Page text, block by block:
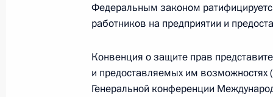
Встреча с председателем
5 ноября 2014 года, 21:40
Федеральным законом
работников на предприятии и
Конвенция о защите прав
и предоставляемых им
Генеральной конференции